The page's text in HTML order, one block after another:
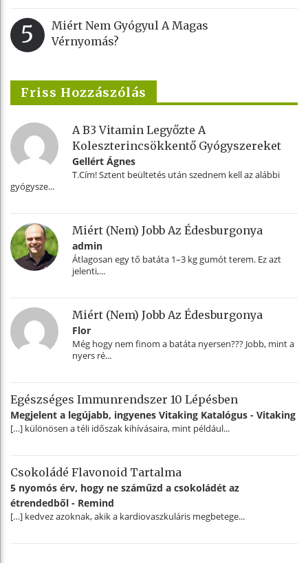
5
Miért Nem Gyógyul A Magas
Vérnyomás?
Friss Hozzászólás
A B3 Vitamin Legyőzte A
Koleszterincsökkentő Gyógyszereket
Gellért Ágnes
T.Cím! Sztent beültetés után szednem kell az alábbi
gyógysze...
Miért (nem) Jobb Az Édesburgonya
admin
Átlagosan egy tő batáta 1–3 kg gumót terem. Ez azt
jelenti,...
Miért (nem) Jobb Az Édesburgonya
Flor
Még hogy nem finom a batáta nyersen??? Jobb, mint a
nyers ré...
Egészséges Immunrendszer 10 Lépésben
Megjelent a legújabb, ingyenes Vitaking Katalógus - Vitaking
[…] különösen a téli időszak kihívásaira, mint például...
Csokoládé Flavonoid Tartalma
5 nyomós érv, hogy ne száműzd a csokoládét az
étrendedből - Remind
[…] kedvez azoknak, akik a kardiovaszkuláris megbetege...